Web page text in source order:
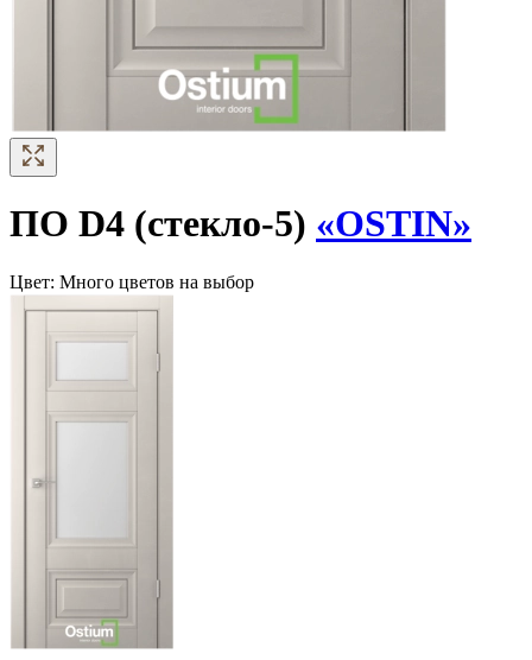
ПО D4 (стекло-5) «OSTIN»
Цвет: Много цветов на выбор